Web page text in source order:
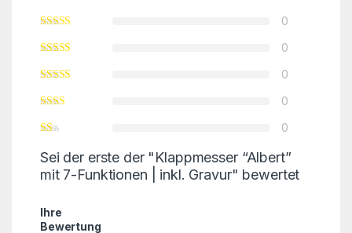
0
0
0
0
0
Sei der erste der "Klappmesser “Albert”
mit 7-Funktionen | inkl. Gravur" bewertet
Ihre
Bewertung